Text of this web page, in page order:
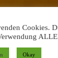
Cookies.
Okay